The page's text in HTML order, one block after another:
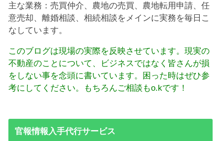
主な業務：売買仲介、農地の売買、農地転用申請、任
意売却、離婚相談、相続相談をメインに実務を毎日こ
なしています。
このブログは現場の実際を反映させています。現実の
不動産のことについて、ビジネスではなく皆さんが損
をしない事を念頭に書いています。困った時はぜひ参
考にしてください。もちろんご相談もo.kです！
官報情報入手代行サービス